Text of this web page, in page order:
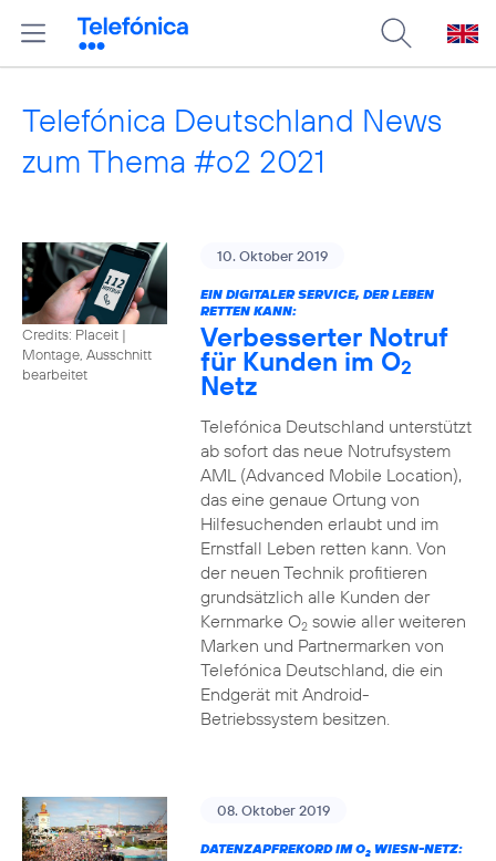
Telefónica Deutschland News
zum Thema #o2 2021
Credits: Placeit |
Montage, Ausschnitt
bearbeitet
10. Oktober 2019
EIN DIGITALER SERVICE, DER LEBEN
RETTEN KANN:
Verbesserter Notruf
für Kunden im O2
Netz
Telefónica Deutschland unterstützt
ab sofort das neue Notrufsystem
AML (Advanced Mobile Location),
das eine genaue Ortung von
Hilfesuchenden erlaubt und im
Ernstfall Leben retten kann. Von
der neuen Technik profitieren
grundsätzlich alle Kunden der
Kernmarke O2sowie aller weiteren
Marken und Partnermarken von
Telefónica Deutschland, die ein
Endgerät mit Android-
Betriebssystem besitzen.
08. Oktober 2019
DATENZAPFREKORD IM O2WIESN-NETZ: